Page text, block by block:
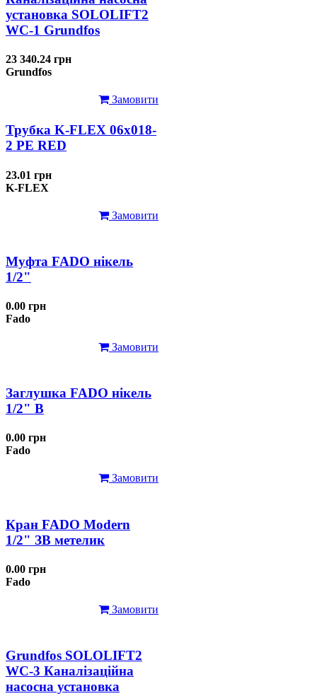
установка SOLOLIFT2
WC-1 Grundfos
23 340.24 грн
Grundfos
Замовити
Трубка K-FLEX 06x018-
2 РЕ RED
23.01 грн
K-FLEX
Замовити
Муфта FADO нікель
1/2"
0.00 грн
Fado
Замовити
Заглушка FADO нікель
1/2" В
0.00 грн
Fado
Замовити
Кран FADO Modern
1/2" ЗВ метелик
0.00 грн
Fado
Замовити
Grundfos SOLOLIFT2
WC-3 Каналізаційна
насосна установка